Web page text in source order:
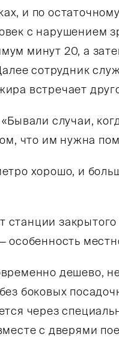
и по
с нарушением
минут 20, а
сотрудник
встречает
случаи,
что им нужна
хорошо, и
особенность
дешево,
боковых
через
с дверями